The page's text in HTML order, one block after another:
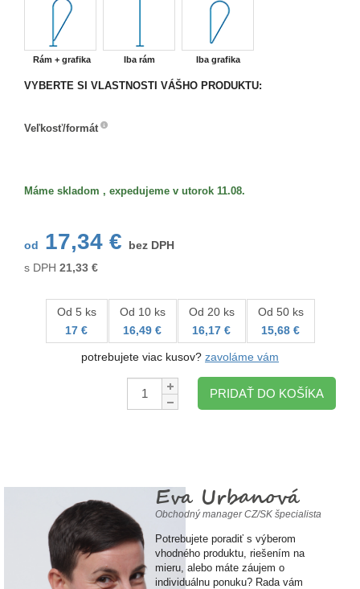
Rám + grafika Iba rám Iba grafika
VYBERTE SI VLASTNOSTI VÁŠHO PRODUKTU:
Veľkosť/formát
Máme skladom , expedujeme v utorok 11.08.
od 17,34 €
bez DPH
s DPH 21,33 €
Od 5 ks
17 €
Od 10 ks
16,49 €
Od 20 ks
16,17 €
Od 50 ks
15,68 €
potrebujete viac kusov? zavoláme vám
Množstvo:
PRIDAŤ DO KOŠÍKA
Eva Urbanová
Obchodný manager CZ/SK špecialista
Potrebujete poradiť s výberom
vhodného produktu, riešením na
mieru, alebo máte záujem o
individuálnu ponuku? Rada vám